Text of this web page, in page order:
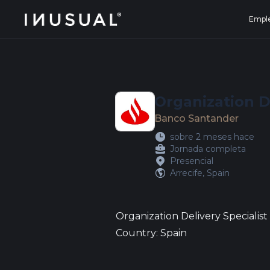
jobs.inusual.com
Organization
Banco Santander
sobre 2 meses hace
Jornada completa
Presencial
Arrecife, Spain
Organization Delivery Specialist
Country: Spain